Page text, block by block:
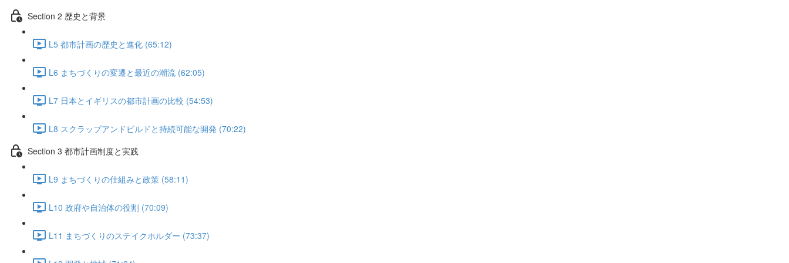
Section 2 歴史と背景
L5 都市計画の歴史と進化 (65:12)
L6 まちづくりの変遷と最近の潮流 (62:05)
L7 日本とイギリスの都市計画の比較 (54:53)
L8 スクラップアンドビルドと持続可能な開発 (70:22)
Section 3 都市計画制度と実践
L9 まちづくりの仕組みと政策 (58:11)
L10 政府や自治体の役割 (70:09)
L11 まちづくりのステイクホルダー (73:37)